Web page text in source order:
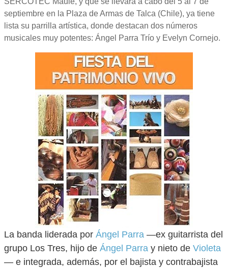
septiembre en la Plaza de Armas de Talca (Chile), ya tiene
lista su parrilla artística, donde destacan dos números
musicales muy potentes: Ángel Parra Trío y Evelyn Cornejo.
La banda liderada por Ángel Parra —ex guitarrista del
grupo Los Tres, hijo de Ángel Parra y nieto de Violeta
— e integrada, además, por el bajista y contrabajista